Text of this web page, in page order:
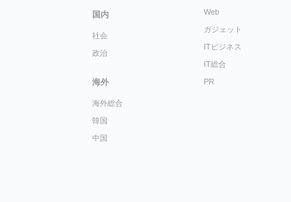
国内
社会
政治
海外
海外総合
韓国
中国
Web
ガジェット
ITビジネス
IT総合
PR